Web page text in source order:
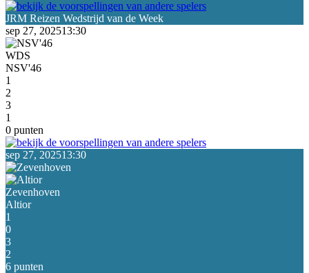
sep 27, 202513:30
WDS
NSV'46
1
2
3
1
0 punten
sep 27, 202513:30
Zevenhoven
Altior
1
0
3
2
6 punten